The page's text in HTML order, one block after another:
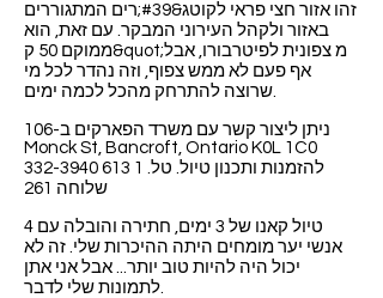
זהו אזור חצי פראי לקוטג&#39;רים המתגוררים
באזור ולקהל העירוני המבקר. עם זאת, הוא
ממוקם 50 ק&quot;מ צפונית לפיטרבורו, אבל
אף פעם לא ממש צפוף, וזה נהדר לכל מי
שרוצה להתרחק מהכל לכמה ימים.
ניתן ליצור קשר עם משרד הפארקים ב-106
Monck St, Bancroft, Ontario K0L 1C0
להזמנות ותכנון טיול. טל. 1 613 332-3940
שלוחה 261
טיול קאנו של 3 ימים, חתירה והובלה עם 4
אנשי יער מומחים היתה ההיכרות שלי. זה לא
יכול היה להיות טוב יותר... אבל אני אתן
לתמונות שלי לדבר.